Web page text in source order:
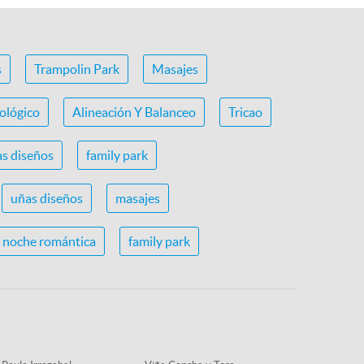
Trampolin Park Masajes
Alineación Y Balanceo Tricao
diseños family park
uñas diseños masajes
noche romántica family park